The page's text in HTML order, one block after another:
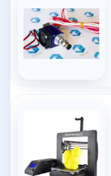
имеет
несколько
вариаций.
странице